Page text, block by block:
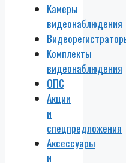
Камеры
видеонаблюдения
Комплекты
видеонаблюдения
ОПС
Акции
и
спецпредложения
Аксессуары
и